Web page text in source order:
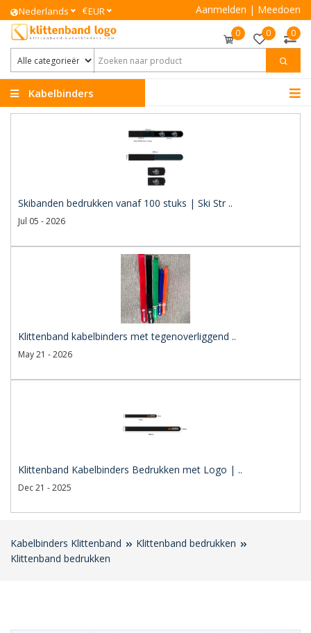
Nederlands €EUR Aanmelden | Meedoen
0 0 0
Kabelbinders
Skibanden bedrukken vanaf 100 stuks | Ski Str ..
Jul 05 - 2026
Klittenband kabelbinders met tegenoverliggend ..
May 21 - 2026
Klittenband Kabelbinders Bedrukken met Logo | ..
Dec 21 - 2025
Kabelbinders Klittenband
Klittenband bedrukken
Klittenband bedrukken